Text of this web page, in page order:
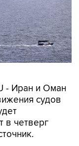
- Иран и Оман
судов
в четверг